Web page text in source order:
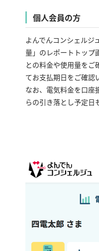
個人会員の方
よんでんコンシェルジ
量」のレポートトップ
との料金や使用量をご
てお支払期日をご確認
なお、電気料金を口座
らの引き落とし予定日